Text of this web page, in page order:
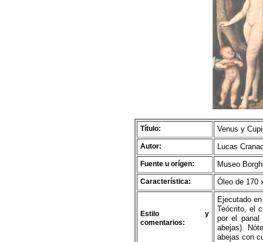
Título: Venus y
Autor: Lucas
Fuente u orígen: Museo
Característica: Óleo de 170
Estilo y
comentarios:
Ejecutado
Teócrito, el
por el panal
abejas).
abejas con